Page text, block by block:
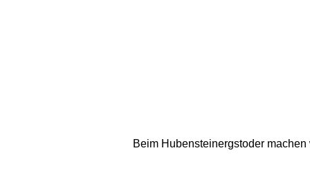
Beim Hubensteinergstoder